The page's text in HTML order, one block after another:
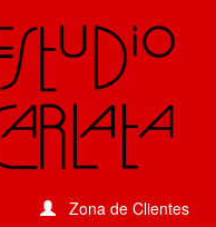
Zona de Clientes